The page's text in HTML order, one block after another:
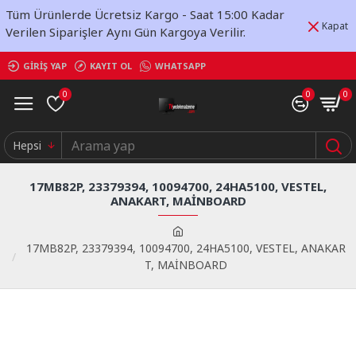
Tüm Ürünlerde Ücretsiz Kargo - Saat 15:00 Kadar
Verilen Siparişler Aynı Gün Kargoya Verilir.
Kapat
GIRIŞ YAP KAYIT OL WHATSAPP
0 0 0
Hepsi
17MB82P, 23379394, 10094700, 24HA5100, VESTEL, ANAKAR
T, MAİNBOARD
17MB82P, 23379394, 10094700, 24HA5100, VESTEL,
ANAKART, MAİNBOARD